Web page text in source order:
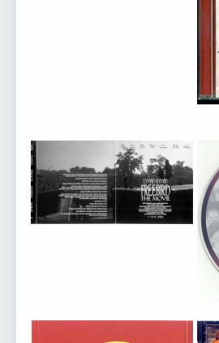
Lynyrd Skynyrd Lynyrd Skynyrd